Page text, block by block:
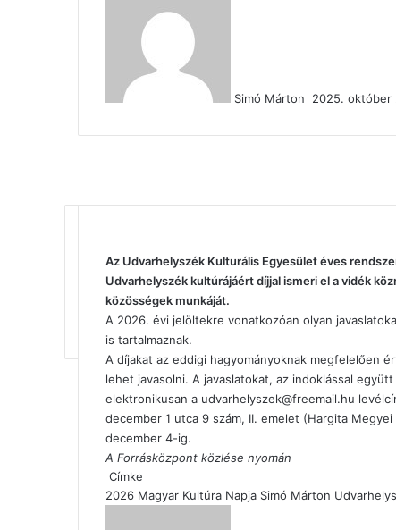
Simó Márton 2025. október
email-
ben
Az Udvarhelyszék Kulturális Egyesület éves
Udvarhelyszék kultúrájáért díjjal ismeri el a vidék
közösségek munkáját.
A 2026. évi jelöltekre vonatkozóan olyan
is tartalmaznak.
A díjakat az eddigi hagyományoknak megfelelően
lehet javasolni. A javaslatokat, az indoklással
elektronikusan a udvarhelyszek@freemail.hu
december 1 utca 9 szám, II. emelet (Hargita
december 4-ig.
A Forrásközpont közlése nyomán
Címke
2026 Magyar Kultúra Napja Simó Márton